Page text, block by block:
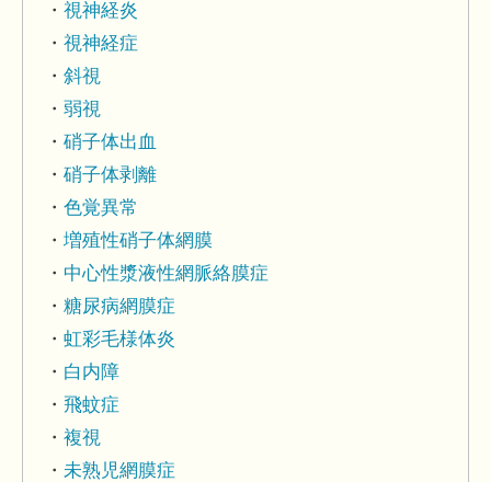
視神経炎
視神経症
斜視
弱視
硝子体出血
硝子体剥離
色覚異常
増殖性硝子体網膜
中心性漿液性網脈絡膜症
糖尿病網膜症
虹彩毛様体炎
白内障
飛蚊症
複視
未熟児網膜症